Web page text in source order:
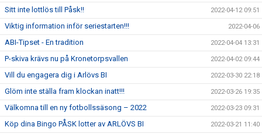
Sitt inte lottlös till Påsk!! 2022-04-12 09:51
Viktig information inför seriestarten!!! 2022-04-06
ABI-Tipset - En tradition 2022-04-04 13:31
P-skiva krävs nu på Kronetorpsvallen 2022-04-02 09:44
Vill du engagera dig i Arlövs BI 2022-03-30 22:18
Glöm inte ställa fram klockan inatt!!! 2022-03-26 19:35
Välkomna till en ny fotbollssäsong – 2022 2022-03-23 09:31
Köp dina Bingo PÅSK lotter av ARLÖVS BI 2022-03-21 11:40